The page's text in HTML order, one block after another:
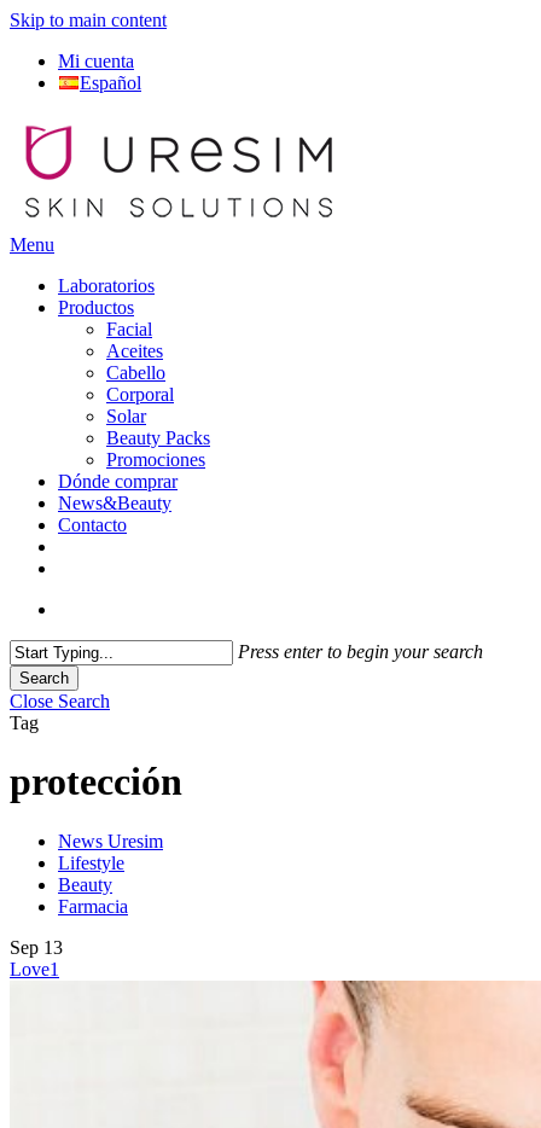
Skip to main content
Mi cuenta
Español
Menu
Laboratorios
Productos
Facial
Aceites
Cabello
Corporal
Solar
Beauty Packs
Promociones
Dónde comprar
News&Beauty
Contacto
Press enter to begin your search
Search
Close Search
Tag
protección
News Uresim
Lifestyle
Beauty
Farmacia
Sep 13
Love1